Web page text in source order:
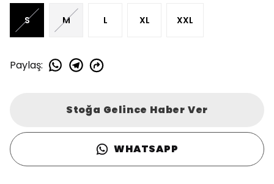
S M L XL XXL
Paylaş:
Stoğa Gelince Haber Ver
WHATSAPP